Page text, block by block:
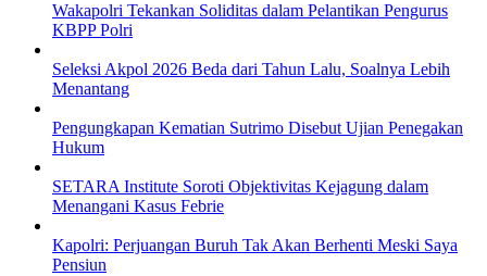
Wakapolri Tekankan Soliditas dalam Pelantikan Pengurus
KBPP Polri
Seleksi Akpol 2026 Beda dari Tahun Lalu, Soalnya Lebih
Menantang
Pengungkapan Kematian Sutrimo Disebut Ujian Penegakan
Hukum
SETARA Institute Soroti Objektivitas Kejagung dalam
Menangani Kasus Febrie
Kapolri: Perjuangan Buruh Tak Akan Berhenti Meski Saya
Pensiun